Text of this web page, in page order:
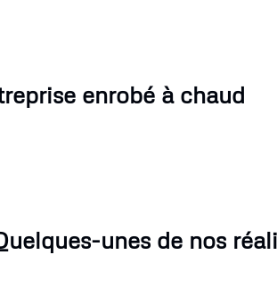
enrobé à chaud
unes de nos